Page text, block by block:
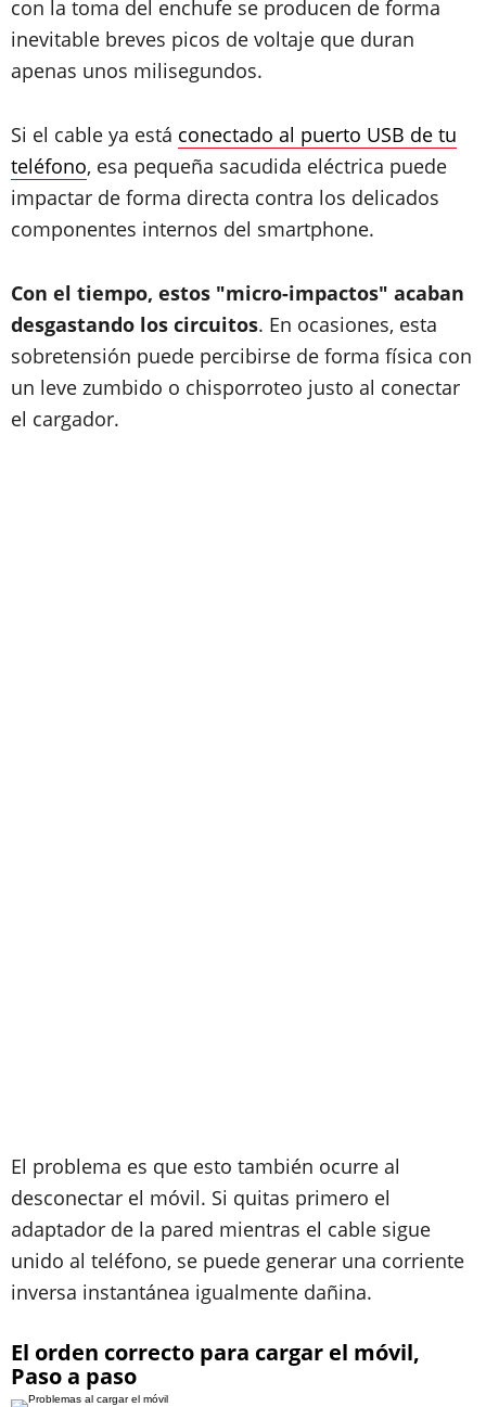
con la toma del enchufe se producen de forma
inevitable breves picos de voltaje que duran
apenas unos milisegundos.
Si el cable ya está conectado al puerto USB de tu
teléfono, esa pequeña sacudida eléctrica puede
impactar de forma directa contra los delicados
componentes internos del smartphone.
Con el tiempo, estos "micro-impactos" acaban
desgastando los circuitos. En ocasiones, esta
sobretensión puede percibirse de forma física con
un leve zumbido o chisporroteo justo al conectar
el cargador.
El problema es que esto también ocurre al
desconectar el móvil. Si quitas primero el
adaptador de la pared mientras el cable sigue
unido al teléfono, se puede generar una corriente
inversa instantánea igualmente dañina.
El orden correcto para cargar el móvil,
Paso a paso